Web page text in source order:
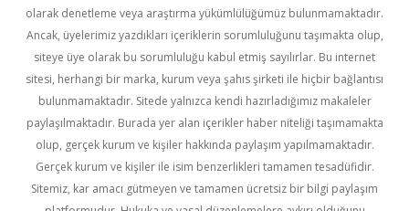
olarak denetleme veya araştırma yükümlülüğümüz bulunmamaktadır.
Ancak, üyelerimiz yazdıkları içeriklerin sorumluluğunu taşımakta olup,
siteye üye olarak bu sorumluluğu kabul etmiş sayılırlar. Bu internet
sitesi, herhangi bir marka, kurum veya şahıs şirketi ile hiçbir bağlantısı
bulunmamaktadır. Sitede yalnızca kendi hazırladığımız makaleler
paylaşılmaktadır. Burada yer alan içerikler haber niteliği taşımamakta
olup, gerçek kurum ve kişiler hakkında paylaşım yapılmamaktadır.
Gerçek kurum ve kişiler ile isim benzerlikleri tamamen tesadüfidir.
Sitemiz, kar amacı gütmeyen ve tamamen ücretsiz bir bilgi paylaşım